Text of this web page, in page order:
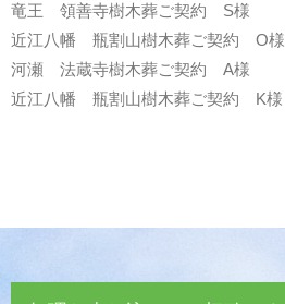
竜王 領善寺樹木葬ご契約 S様
近江八幡 瓶割山樹木葬ご契約 O様
河瀬 法蔵寺樹木葬ご契約 A様
近江八幡 瓶割山樹木葬ご契約 K様